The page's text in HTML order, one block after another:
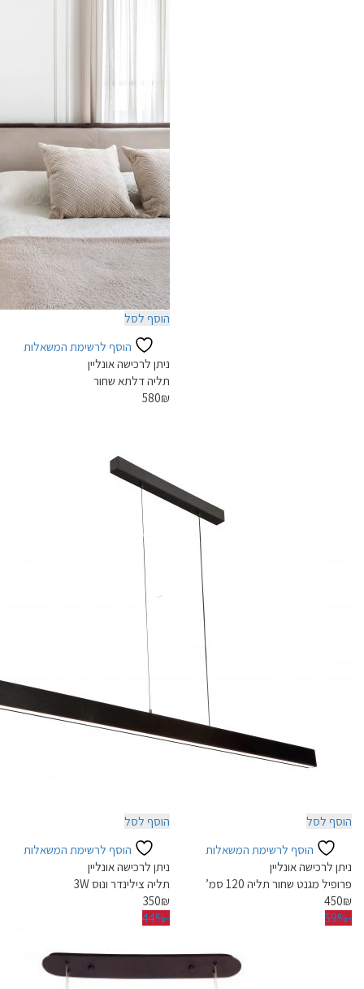
הוסף לסל
הוסף לרשימת המשאלות
ניתן לרכישה אונליין
תליה דלתא שחור
580₪
הוסף לסל
הוסף לרשימת המשאלות
ניתן לרכישה אונליין
תליה צילינדר ונוס 3W
350₪
הוסף לסל
הוסף לרשימת המשאלות
ניתן לרכישה אונליין
פרופיל מגנט שחור תליה 120 סמ’
450₪
-44%
-59%